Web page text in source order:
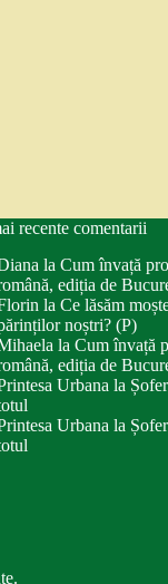
recente comentarii
la Cum învață
ediția de
la Ce lăsăm
noștri? (P)
la Cum învață
ediția de
Urbana la
Urbana la